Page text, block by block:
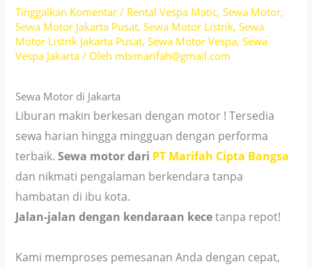
Tinggalkan Komentar / Rental Vespa Matic,Sewa Motor,
Sewa Motor Jakarta Pusat,Sewa Motor Listrik,Sewa
Motor Listrik Jakarta Pusat,Sewa Motor Vespa,Sewa
Vespa Jakarta / Oleh mbimarifah@gmail.com
Sewa Motor di Jakarta
Liburan makin berkesan dengan motor ! Tersedia
sewa harian hingga mingguan dengan performa
terbaik.Sewa motor dari PT Marifah Cipta Bangsa
dan nikmati pengalaman berkendara tanpa
hambatan di ibu kota.
Jalan-jalan dengan kendaraan kecetanpa repot!
Kami memproses pemesanan Anda dengan cepat,